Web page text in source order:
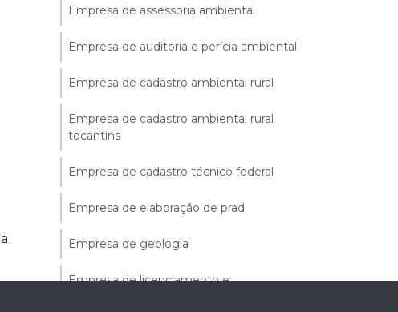
Empresa de assessoria ambiental
Empresa de auditoria e perícia ambiental
Empresa de cadastro ambiental rural
Empresa de cadastro ambiental rural
tocantins
Empresa de cadastro técnico federal
Empresa de elaboração de prad
Empresa de geologia
Empresa de licenciamento e